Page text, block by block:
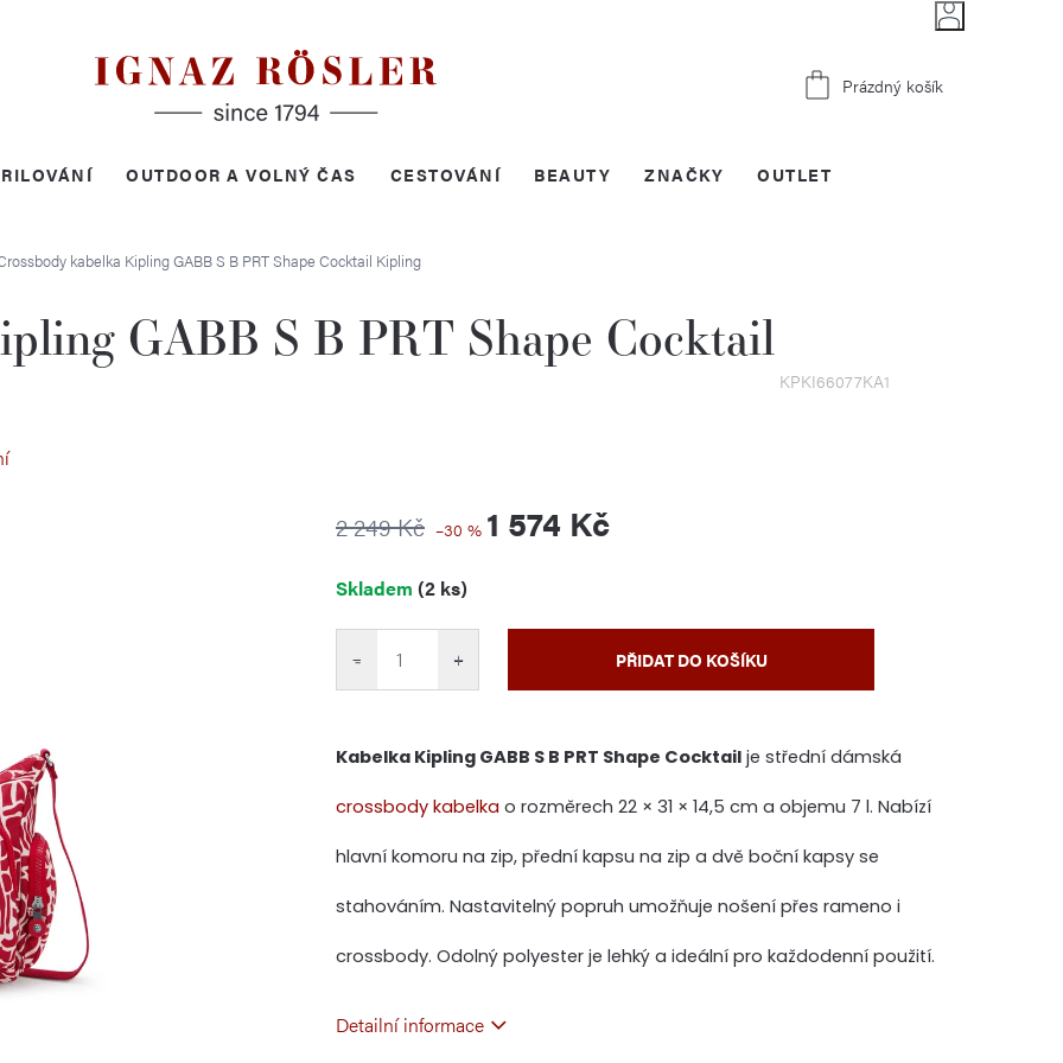
Nákupní
Prázdný košík
OUTDOOR A VOLNÝ ČAS CESTOVÁNÍ BEAUTY OUTLET
ZNAČKY
kabelka Kipling GABB S B PRT Shape Cocktail Kipling
GABB S B PRT Shape Cocktail
KPKI66077KA1
2 249 Kč –30 % 1 574 Kč
cena:
Skladem (2 ks)
+
− PŘIDAT DO KOŠÍKU
Kabelka Kipling GABB S B PRT Shape Cocktail je střední dámská
crossbody kabelka o rozměrech 22 × 31 × 14,5 cm a objemu 7 l. Nabízí
hlavní komoru na zip, přední kapsu na zip a dvě boční kapsy se
stahováním. Nastavitelný popruh umožňuje nošení přes rameno i
crossbody. Odolný polyester je lehký a ideální pro každodenní použití.
Detailní informace